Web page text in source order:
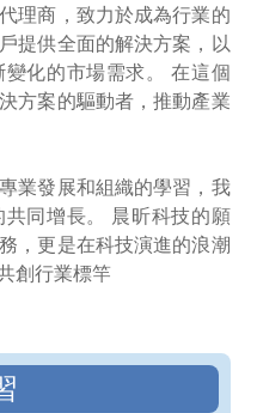
理商，致力於成為行業的
提供全面的解決方案，以
化的市場需求。 在這個
方案的驅動者，推動產業
業發展和組織的學習，我
同增長。 晨昕科技的願
，更是在科技演進的浪潮
創行業標竿